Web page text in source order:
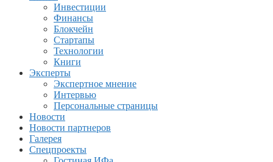
Инвестиции
Финансы
Блокчейн
Стартапы
Технологии
Книги
Эксперты
Экспертное мнение
Интервью
Персональные страницы
Новости
Новости партнеров
Галерея
Спецпроекты